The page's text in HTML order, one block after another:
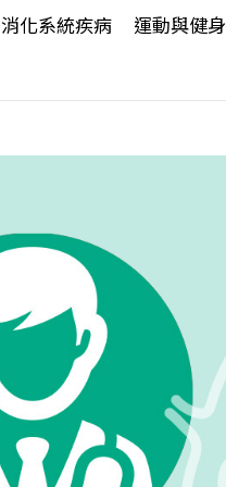
消化系統疾病 運動與健身